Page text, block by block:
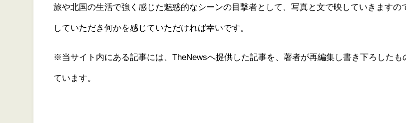
旅や北国の生活で強く感じた魅惑的なシーンの目撃者として、写真と文で映していきますの
していただき何かを感じていただければ幸いです。
※当サイト内にある記事には、TheNewsへ提供した記事を、著者が再編集し書き下ろしたも
ています。